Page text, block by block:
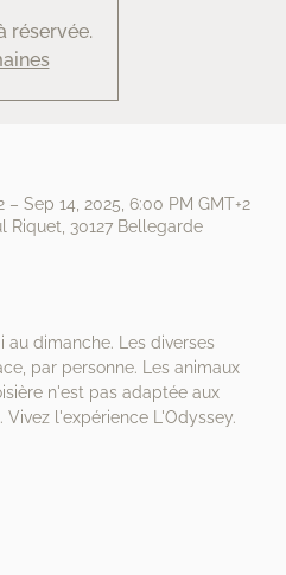
réservée.
– Sep 14, 2025, 6:00 PM GMT+2
Riquet, 30127 Bellegarde
au dimanche. Les diverses
par personne. Les animaux
n'est pas adaptée aux
l'expérience L'Odyssey.